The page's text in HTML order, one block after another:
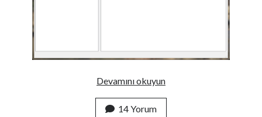
Devamını okuyunW
14 Yorum